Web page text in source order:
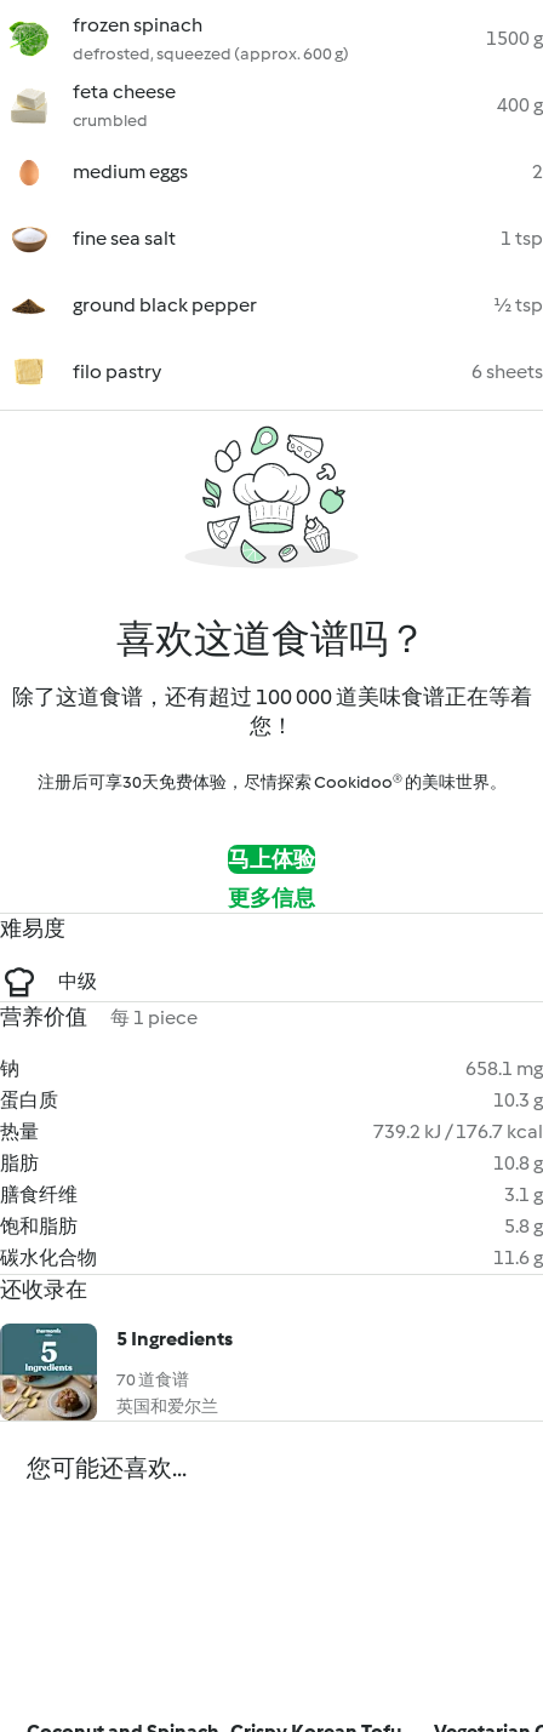
frozen spinach
defrosted, squeezed (approx. 600 g)
1500 g
feta cheese
crumbled
400 g
medium eggs 2
fine sea salt 1 tsp
ground black pepper ½ tsp
filo pastry 6 sheets
喜欢这道食谱吗？
除了这道食谱，还有超过 100 000 道美味食谱正在等着
您！
注册后可享30天免费体验，尽情探索 Cookidoo® 的美味世界。
马上体验
更多信息
难易度
中级
营养价值 每 1 piece
钠
658.1 mg
蛋白质
10.3 g
热量
739.2 kJ / 176.7 kcal
脂肪
10.8 g
膳食纤维
3.1 g
饱和脂肪
5.8 g
碳水化合物
11.6 g
还收录在
5 Ingredients
70 道食谱
英国和爱尔兰
您可能还喜欢...